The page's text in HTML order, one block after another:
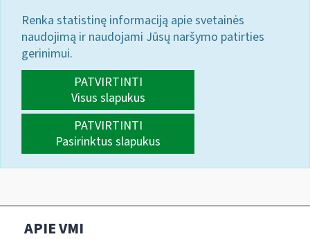
Renka statistinę informaciją apie svetainės
naudojimą ir naudojami Jūsų naršymo patirties
gerinimui.
PATVIRTINTI
Visus slapukus
PATVIRTINTI
Pasirinktus slapukus
APIE VMI